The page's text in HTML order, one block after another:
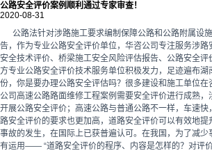
公路安全评价案例顺利通过专家审查！
2020-08-31
公路法针对涉路施工要求编制 保障公路和公路附属设
告，作为专业公路安全评价单位，华咨公司专注服务涉
安全技术评价、桥梁施工安全风险评估报告、公路安全
方专业公路安全评价技术服务单位积极发力，足迹遍布湖
份，你是要办理公路安全评估吗？很多建设和施工单位在
公司高速公路路面维修工程案例需要安全评价进行成熟
开展公路安全评价；高速公路与普通公路不一样，车速
路安全评价的要求也更加高，道路安全评价可以有效地
事故的发生，在国际上已获普遍认可。在我国，为了减
有运用—— “道路安全评价的程序、内容是怎样的？对评